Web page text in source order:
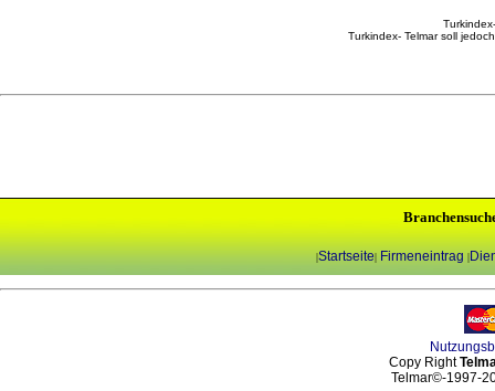
Turkindex- Telmar soll
|Startseite| Firmeneintrag |
Copy Right
Telmar©-1997-